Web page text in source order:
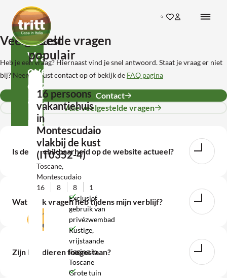
Ga direct naar de inhoud
Terug naar de startpagina
Search
Ga naar favorieten
Inloggen bij
Veelgestelde vragen
Heb je een vraag? Hiernaast vind je snel antwoord. Staat je vraag er niet
bij? Neem gerust contact op of bekijk de FAQ pagina
Contact
Alle veelgestelde vragen
Is de beschikbaarheid op de website actueel?
Wat als ik vragen heb tijdens mijn verblijf?
Zijn huisdieren toegestaan?
Vragen
over
deze
accommodatie?
Neem
contact
met
ons
op!
Contact
opnemen
WhatsApp
Meest
populair
16 persoons
vakantiehuis
in
Montescudaio
vlakbij de kust
(IT0352-4)
Toscane,
Montescudaio
16
8 8
1
Exclusief
gebruik van
privézwembad
Rustige,
vrijstaande
ligging in
Toscane
Grote tuin